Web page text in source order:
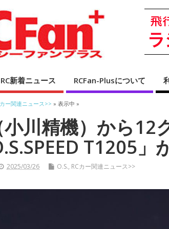
RC新着ニュース RCFan-Plusについて
ー関連ニュース>> » 表示中 »
小川精機）から
T1205」
2025/03/26 O.S., RCカー関連ニュース>>